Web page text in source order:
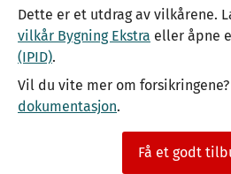
Dette er et utdrag av vilkårene.
vilkår Bygning Ekstra eller åpne
(IPID).
Vil du vite mer om forsikringene?
dokumentasjon.
Få et godt